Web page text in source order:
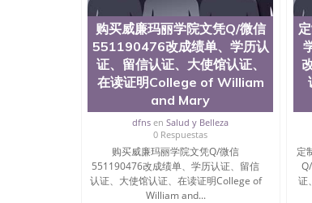
所在世界上享有学术地位、声誉、实
代表。其计算机系与会计系更是在当
世界硅谷中心得到工作机会。许多硅
无论是加州大学系统(UC)，还是加州
位置。 圣何塞州立大学座落于硅谷
有学生三万人，超过134种学士学科和
系如计算机科学，电子工程学，工商
和研究所的商学课程也吸引了众多不
理信息； 2、客户付定金下单； 3、
电子图确认好转成品部做成品； 6、
外DHL）。 三、真实网上可查的证明
国人员证明（使馆认证），使馆网站
用。 四、办理流程农业科学院、艺术
购买威廉玛丽学院文凭Q/微信
551190476改成绩单、学历认
证、留信认证、大使馆认证、
在读证明College of William
and Mary
dfns enSalud y Belleza
0 Respuestas
购买威廉玛丽学院文凭Q/微信
551190476改成绩单、学历认证、留信
认证、大使馆认证、在读证明College of
William and...
定
证